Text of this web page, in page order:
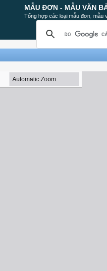
MẪU ĐƠN - MẪU VĂN
Tổng hợp các loại mẫu đơn, mẫu